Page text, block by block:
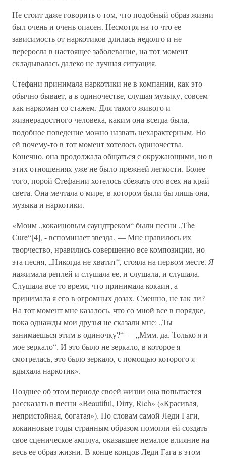
Не стоит даже говорить о том, что подобный образ жизни
был очень и очень опасен. Несмотря на то что ее
зависимость от наркотиков длилась недолго и не
переросла в настоящее заболевание, на тот момент
складывалась далеко не лучшая ситуация.
Стефани принимала наркотики не в компании, как это
обычно бывает, а в одиночестве, слушая музыку, совсем
как наркоман со стажем. Для такого живого и
жизнерадостного человека, каким она всегда была,
подобное поведение можно назвать нехарактерным. Но
ей почему-то в тот момент хотелось одиночества.
Конечно, она продолжала общаться с окружающими, но в
этих отношениях уже не было прежней легкости. Более
того, порой Стефании хотелось сбежать ото всех на край
света. Она мечтала о мире, в котором были бы лишь она,
музыка и наркотики.
«Моим „кокаиновым саундтреком“ были песни „The
Cure“[4], - вспоминает звезда. — Мне нравилось их
творчество, нравились совершенно все композиции, но
эта песня, „Никогда не хватит“, стояла на первом месте. Я
нажимала реплей и слушала ее, и слушала, и слушала.
Слушала все то время, что принимала кокаин, а
принимала я его в огромных дозах. Смешно, не так ли?
На тот момент мне казалось, что со мной все в порядке,
пока однажды мои друзья не сказали мне: „Ты
занимаешься этим в одиночку?“ — „Ммм. да. Толькояи
мое зеркало“. И это было не зеркало, в которое я
смотрелась, это было зеркало, с помощью которого я
вдыхала наркотик».
Позднее об этом периоде своей жизни она попытается
рассказать в песни «Beautiful, Dirty, Rich» («Красивая,
непристойная, богатая»). По словам самой Леди Гаги,
кокаиновые годы странным образом помогли ей создать
свое сценическое амплуа, оказавшее немалое влияние на
весь ее образ жизни. В конце концов Леди Гага в этом